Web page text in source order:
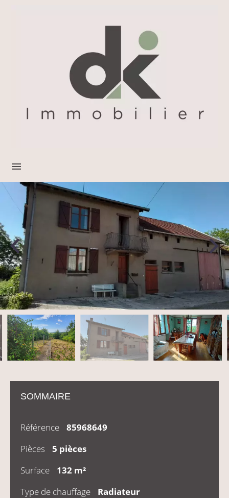
SOMMAIRE
Référence
85968649
Pièces
5 pièces
Surface
132 m²
Type de chauffage
Radiateur